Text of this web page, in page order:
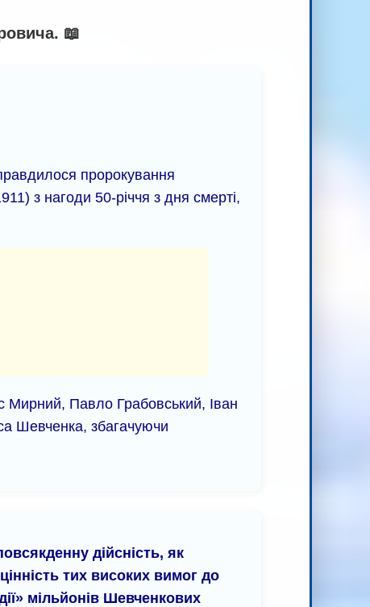
📖
пророкування
з нагоди 50-річчя з дня смерті,
Мирний, Павло Грабовський, Іван
Шевченка, збагачуючи
дійсність, як
тих високих вимог до
мільйонів Шевченкових